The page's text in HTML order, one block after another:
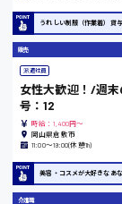
三原市
福山市
時給1000円～
うれしい制服（作業着）貸
販売
派遣社員
女性大歓迎！/週
号：12
時給：1,400円～
岡山県倉敷市
11:00〜19:00(休憩1h)
美容・コスメが大好きなあ
介護職